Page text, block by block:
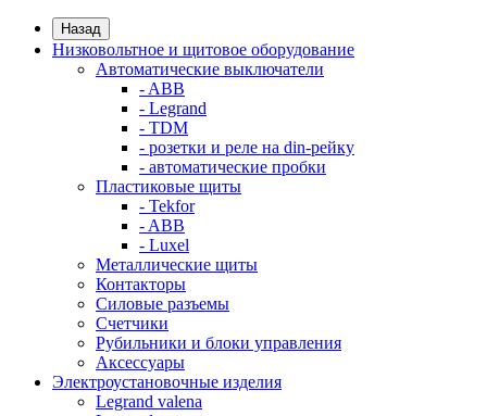
Назад
Низковольтное и щитовое оборудование
Автоматические выключатели
- ABB
- Legrand
- TDM
- розетки и реле на din-рейку
- автоматические пробки
Пластиковые щиты
- Tekfor
- ABB
- Luxel
Металлические щиты
Контакторы
Силовые разъемы
Счетчики
Рубильники и блоки управления
Аксессуары
Электроустановочные изделия
Legrand valena